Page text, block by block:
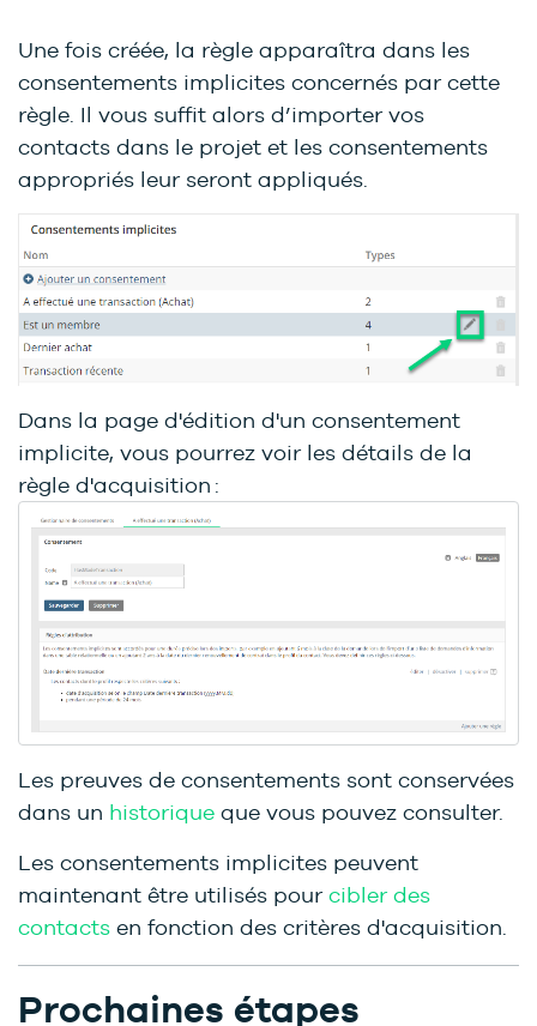
Une fois créée, la règle apparaîtra dans les
consentements implicites concernés par cette
règle. Il vous suffit alors d’importer vos
contacts dans le projet et les consentements
appropriés leur seront appliqués.
Dans la page d'édition d'un consentement
implicite, vous pourrez voir les détails de la
règle d'acquisition :
Les preuves de consentements sont conservées
dans un historique que vous pouvez consulter.
Les consentements implicites peuvent
maintenant être utilisés pourcibler des
contacts en fonction des critères d'acquisition.
Prochaines étapes